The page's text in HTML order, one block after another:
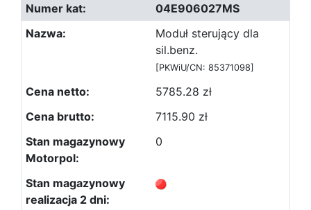
04E906027MS
Moduł sterujący dla
sil.benz.
[PKWiU/CN: 85371098]
5785.28 zł
7115.90 zł
0